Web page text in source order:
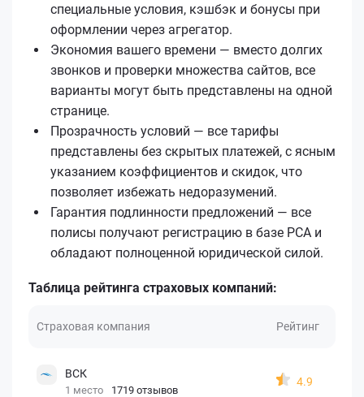
специальные условия, кэшбэк и бонусы при
оформлении через агрегатор.
Экономия вашего времени — вместо долгих
звонков и проверки множества сайтов, все
варианты могут быть представлены на одной
странице.
Прозрачность условий — все тарифы
представлены без скрытых платежей, с ясным
указанием коэффициентов и скидок, что
позволяет избежать недоразумений.
Гарантия подлинности предложений — все
полисы получают регистрацию в базе РСА и
обладают полноценной юридической силой.
Таблица рейтинга страховых компаний:
Страховая компания Рейтинг
ВСК
1 место 1719 отзывов
4.9